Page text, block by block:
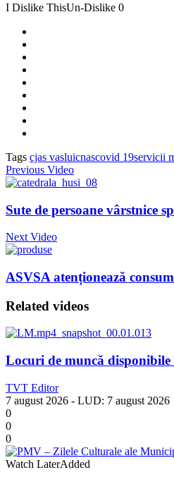
I Dislike ThisUn-Dislike 0
Tags cjas vasluicnascovid 19servicii
Previous Video
Sute de persoane vârstnice
Next Video
ASVSA atenționează
Related videos
Locuri de muncă
TVT Editor
7 august 2026 - LUD: 7 august 2026
0
0
0
Watch LaterAdded